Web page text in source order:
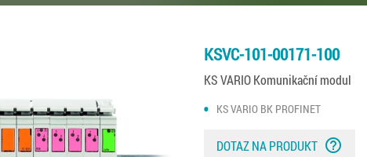
KSVC-101-00171-100
KS VARIO Komunikační modul
KS VARIO BK PROFINET
DOTAZ NA PRODUKT help_outline